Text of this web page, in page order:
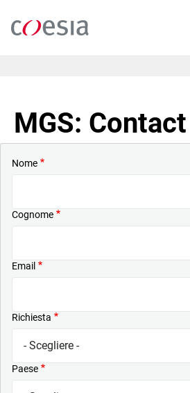
contenuto
MGS:
Nome
Cognome
Email
Richiesta
Paese